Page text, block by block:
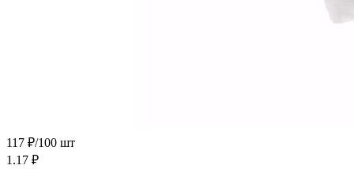
117 ₽/100 шт
1.17 ₽